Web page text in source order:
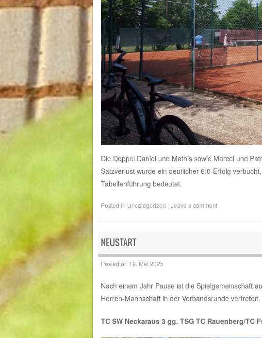
Die Doppel Daniel und Mathis sowie Marcel und
Satzverlust wurde ein deutlicher 6:0-Erfolg
Tabellenführung bedeutet.
Posted in Uncategorized | Leave a comment
NEUSTART
Posted on 19. Mai 2025
Nach einem Jahr Pause ist die Spielgemeinschaft
Herren-Mannschaft in der Verbandsrunde vertreten.
TC SW Neckaraus 3 gg. TSG TC Rauenberg/TC